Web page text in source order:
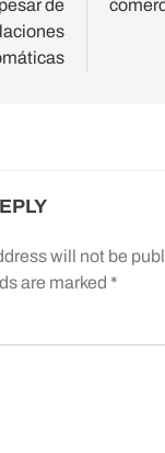
de
will not be
are marked *